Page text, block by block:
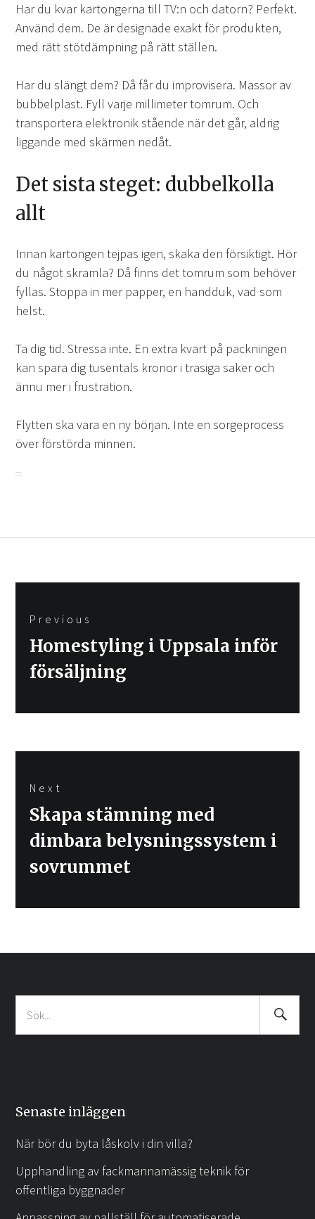
Har du kvar kartongerna till TV:n och datorn? Perfekt.
Använd dem. De är designade exakt för produkten,
med rätt stötdämpning på rätt ställen.
Har du slängt dem? Då får du improvisera. Massor av
bubbelplast. Fyll varje millimeter tomrum. Och
transportera elektronik stående när det går, aldrig
liggande med skärmen nedåt.
Det sista steget: dubbelkolla
allt
Innan kartongen tejpas igen, skaka den försiktigt. Hör
du något skramla? Då finns det tomrum som behöver
fyllas. Stoppa in mer papper, en handduk, vad som
helst.
Ta dig tid. Stressa inte. En extra kvart på packningen
kan spara dig tusentals kronor i trasiga saker och
ännu mer i frustration.
Flytten ska vara en ny början. Inte en sorgeprocess
över förstörda minnen.
Previous
Previous
post:
Homestyling i Uppsala inför
försäljning
Next
Next
post:
Skapa stämning med
dimbara belysningssystem i
sovrummet
Sök
efter:
Search
Senaste inläggen
När bör du byta låskolv i din villa?
Upphandling av fackmannamässig teknik för
offentliga byggnader